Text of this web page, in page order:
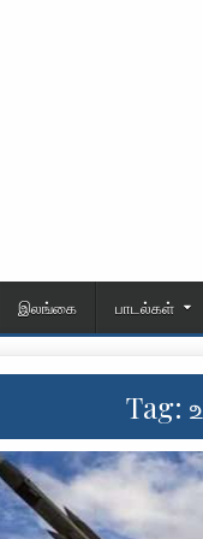
இலங்கை பாடல்கள்
Tag: